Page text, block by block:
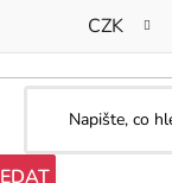
CZK